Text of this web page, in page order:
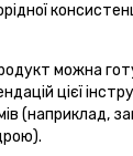
можна
цієї
(наприклад,